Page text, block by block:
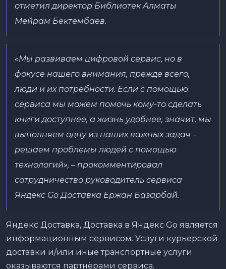
отметил директор Библиотек Алматы
Мейрам Бектембаев.
«Мы развиваем цифровой сервис, но в
фокусе нашего внимания, прежде всего,
люди и их потребности. Если с помощью
сервиса мы можем помочь кому-то сделать
книги доступнее, а жизнь удобнее, значит, мы
выполняем одну из наших важных задач –
решаем проблемы людей с помощью
технологий», – прокомментировал
сотрудничество руководитель сервиса
Яндекс Go Доставка Ержан Базарбай.
Яндекс Доставка, Доставка в Яндекс Go является
информационным сервисом. Услуги курьерской
доставки и/или иные транспортные услуги
оказываются партнёрами сервиса.